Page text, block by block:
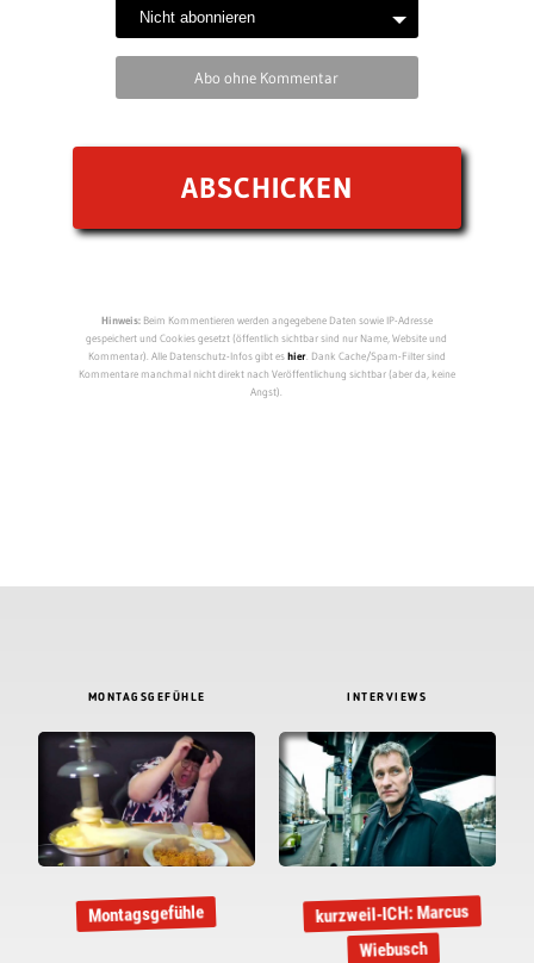
Abo ohne Kommentar
Hinweis:Beim Kommentieren werden angegebene Daten sowie IP-Adresse
gespeichert und Cookies gesetzt (öffentlich sichtbar sind nur Name, Website und
Kommentar). Alle Datenschutz-Infos gibt eshier. Dank Cache/Spam-Filter sind
Kommentare manchmal nicht direkt nach Veröffentlichung sichtbar (aber da, keine
Angst).
MONTAGSGEFÜHLE
Montagsgefühle
INTERVIEWS
kurzweil-ICH: Marcus
Wiebusch